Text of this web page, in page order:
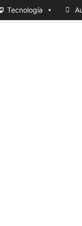
Tecnología